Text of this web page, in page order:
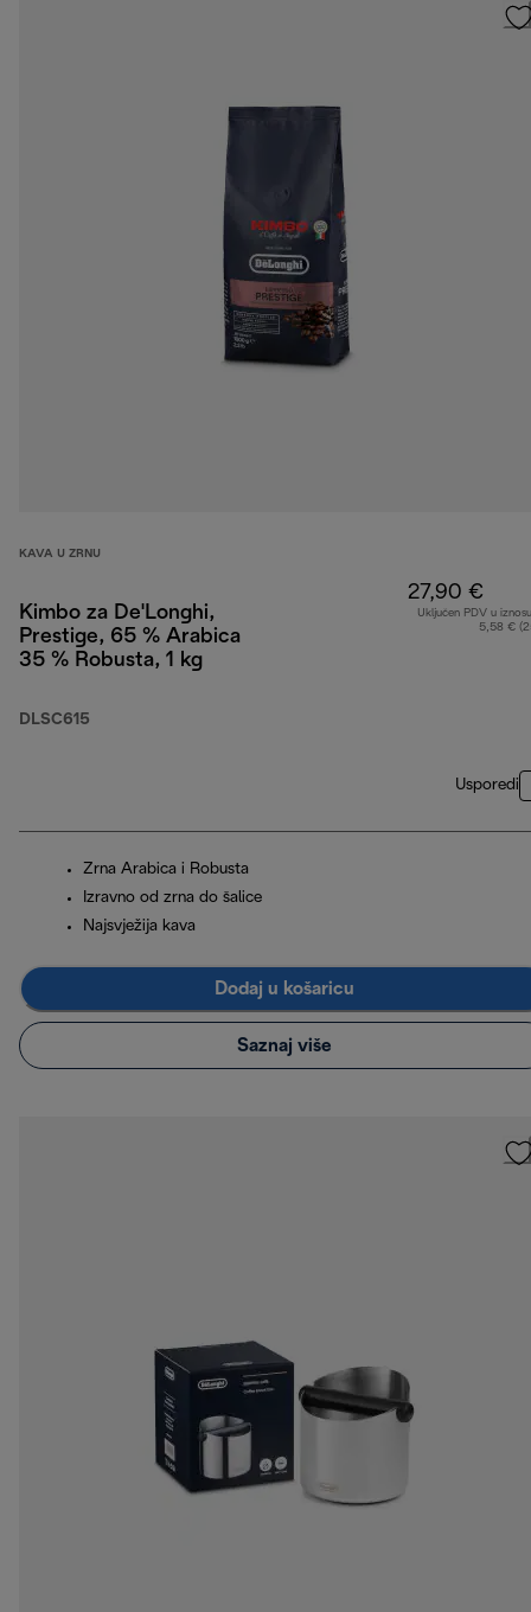
KAVA U ZRNU
Kimbo za De'Longhi,
Prestige, 65 % Arabica
35 % Robusta, 1 kg
DLSC615
27,90 €
Uključen PDV u
5,58 €
Usporedi
Zrna Arabica i Robusta
Izravno od zrna do šalice
Najsvježija kava
Dodaj u košaricu
Saznaj više